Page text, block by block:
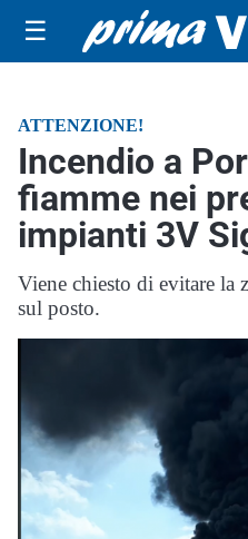
☰
ATTENZIONE!
Incendio a
fiamme nei
impianti 3V
Viene chiesto di evitare la
sul posto.